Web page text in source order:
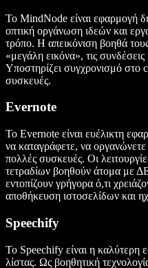
Το MindNode είναι εφαρμογή
οπτική οργάνωση ιδεών και
τρόπο. Η απεικόνιση βοηθά
«μεγάλη εικόνα», τις
Υποστηρίζει συγχρονισμό
συσκευές.
Evernote
Το Evernote είναι ευέλικτη
να καταγράφετε, να
πολλές συσκευές. Οι
τετραδίων βοηθούν άτομα με
εντοπίζουν γρήγορα ό,τι
αποθήκευση ιστοσελίδων και
Speechify
Το Speechify είναι η καλύτερη
λίστας. Ως βοηθητική